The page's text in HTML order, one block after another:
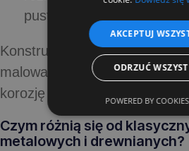
pustych jednostek).
Konstrukcje te często są
malowane proszkowo, by
korozję i czynniki zewnętrzne.
Czym różnią się od
metalowych i drewnianych?
AKCEPTUJ
ODRZUĆ
POWERED BY